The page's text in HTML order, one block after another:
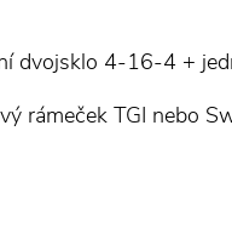
dvojsklo 4-16-4 +
rámeček TGI nebo